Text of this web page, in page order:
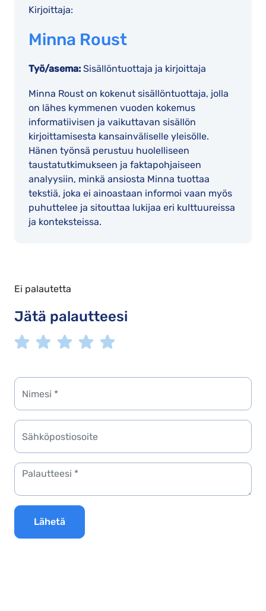
Kirjoittaja:
Minna Roust
Työ/asema: Sisällöntuottaja ja kirjoittaja
Minna Roust on kokenut sisällöntuottaja, jolla
on lähes kymmenen vuoden kokemus
informatiivisen ja vaikuttavan sisällön
kirjoittamisesta kansainväliselle yleisölle.
Hänen työnsä perustuu huolelliseen
taustatutkimukseen ja faktapohjaiseen
analyysiin, minkä ansiosta Minna tuottaa
tekstiä, joka ei ainoastaan informoi vaan myös
puhuttelee ja sitouttaa lukijaa eri kulttuureissa
ja konteksteissa.
Ei palautetta
Jätä palautteesi
Lähetä